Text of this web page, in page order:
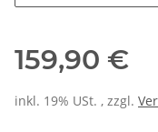
159,90 €
inkl. 19% USt. , zzgl.